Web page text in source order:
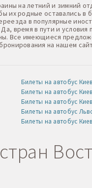
на летний и зимний
их родные оставались
в популярные
время в пути и
Все имеющиеся
на нашем
Билеты на автобус
Билеты на автобус
Билеты на автобус
Билеты на автобус
Билеты на автобус